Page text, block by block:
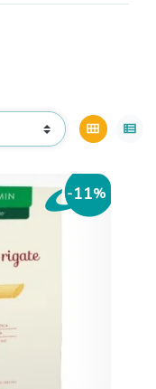
view_module view_list
-11%